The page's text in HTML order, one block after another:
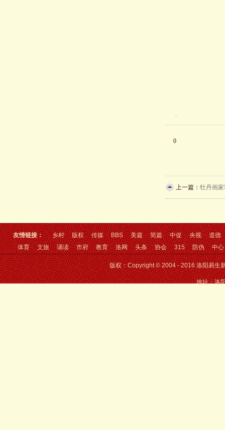
0
上一篇： 牡丹画
友情链接： 乡村 版权 传媒 BBS 美篇 简篇 中促 央视
道德
体育
文旅 诵读 市府 教育 洛网 头条 协会 315 防伪 中心
版权：Copyright © 2004 - 2016 洛阳易生
地址：洛